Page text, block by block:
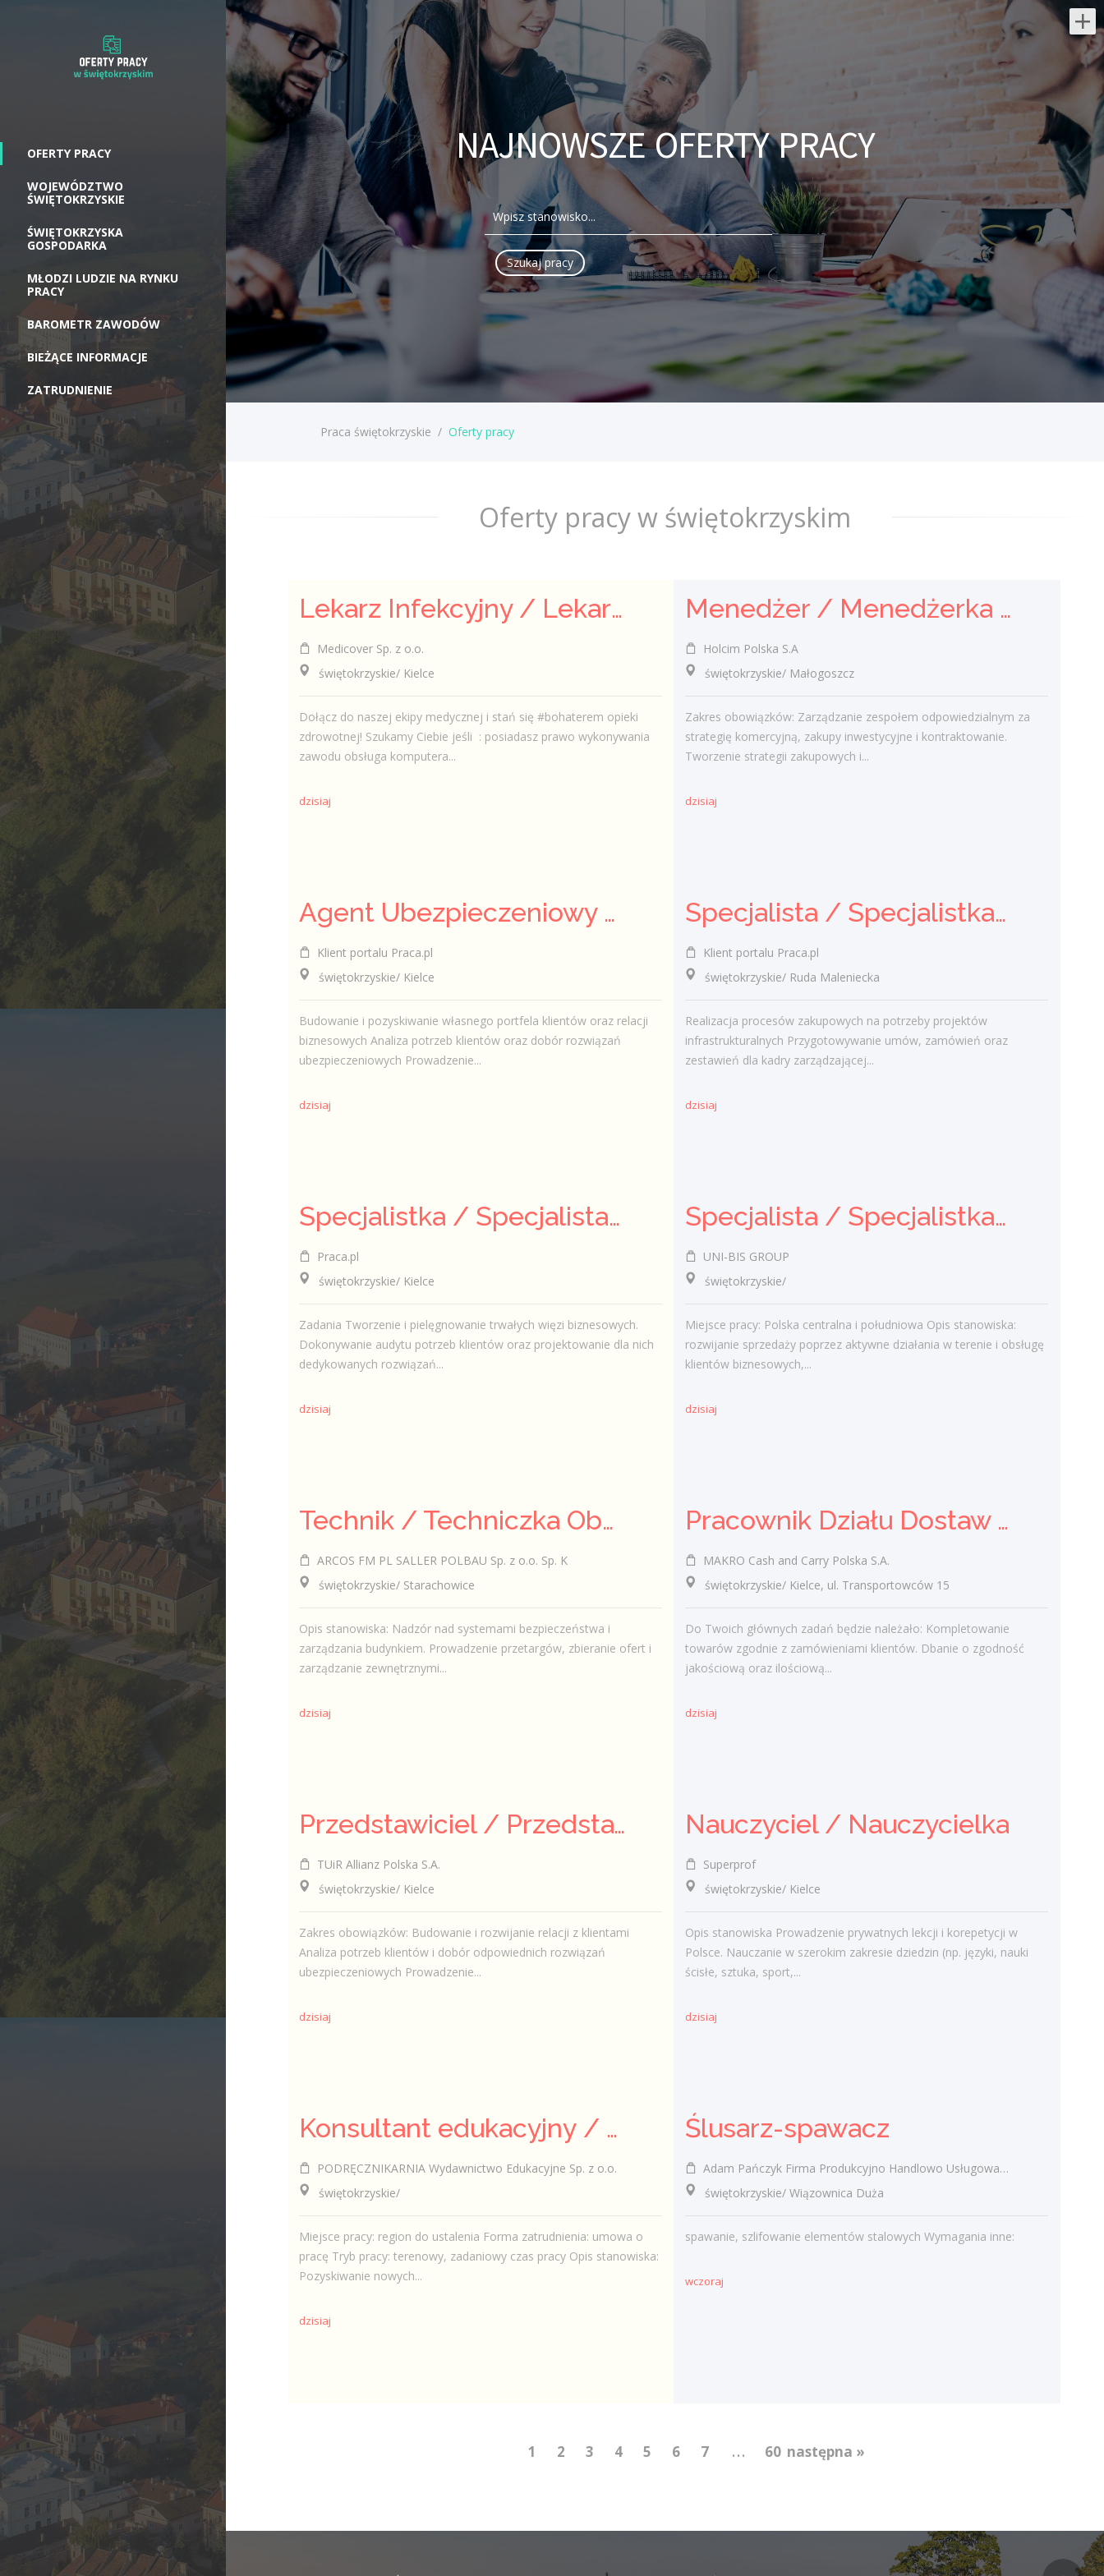
Najnowsze oferty pracy:
Lekarz Infekcyjny / Lekarka
Infekcyjna
Medicover Sp. z o.o.
świętokrzyskie/ Kielce
Dołącz do naszej ekipy medycznej i stań
się #bohaterem opieki zdrowotnej!
Szukamy Ciebie jeśli ​ : posiadasz prawo
wykonywania zawodu obsługa
komputera...
dzisiaj
Menedżer / Menedżerka
Zespołu Strategii Komercyjnej
i Kontraktowania
kontraktowanie. Tworzenie strategii
Budowanie i pozyskiwanie własnego
portfela klientów oraz relacji biznesowych
Zakupów
świętokrzyskie/ Ruda Maleniecka
Przygotowywanie umów, zamówień oraz
zestawień dla kadry zarządzającej...
świętokrzyskie/ Kielce
Zadania Tworzenie i pielęgnowanie
rozwiązań...
dzisiaj
z tym radzą sobie starsi pracownicy?
Jak zmienić pracę fizyczną na biurową?
3 stycznia 2021
rozwój – czy to ideał pracownika?
19 października 2020
Obcokrajowcy w
świętokrzyskim
admin-
województwie świętokrzyskim
OFERTY PRACY
WOJEWÓDZTWO
ŚWIĘTOKRZYSKIE
ŚWIĘTOKRZYSKA
GOSPODARKA
MŁODZI LUDZIE NA RYNKU
PRACY
BAROMETR ZAWODÓW
BIEŻĄCE INFORMACJE
ZATRUDNIENIE
NAJNOWSZE OFERTY PRACY
Praca świętokrzyskie / Oferty pracy
Oferty pracy w świętokrzyskim
Lekarz Infekcyjny / Lekarka Infekcyjna
Medicover Sp. z o.o.
świętokrzyskie/ Kielce
Dołącz do naszej ekipy medycznej i stań się #bohaterem opieki
zdrowotnej! Szukamy Ciebie jeśli ​ : posiadasz prawo wykonywania
zawodu obsługa komputera...
dzisiaj
Menedżer / Menedżerka Zespołu Strategii Komercyjnej i Kontraktowania
Holcim Polska S.A
świętokrzyskie/ Małogoszcz
Zakres obowiązków: Zarządzanie zespołem odpowiedzialnym za
strategię komercyjną, zakupy inwestycyjne i kontraktowanie.
Tworzenie strategii zakupowych i...
dzisiaj
Agent Ubezpieczeniowy / Agentka Ubezpieczeniowa
Klient portalu Praca.pl
świętokrzyskie/ Kielce
Budowanie i pozyskiwanie własnego portfela klientów oraz relacji
biznesowych Analiza potrzeb klientów oraz dobór rozwiązań
ubezpieczeniowych Prowadzenie...
dzisiaj
Specjalista / Specjalistka ds. Zakupów
Klient portalu Praca.pl
świętokrzyskie/ Ruda Maleniecka
Realizacja procesów zakupowych na potrzeby projektów
infrastrukturalnych Przygotowywanie umów, zamówień oraz
zestawień dla kadry zarządzającej...
dzisiaj
Specjalistka / Specjalista ds. Sprzedaży ubezpieczeń
Praca.pl
świętokrzyskie/ Kielce
Zadania Tworzenie i pielęgnowanie trwałych więzi biznesowych.
Dokonywanie audytu potrzeb klientów oraz projektowanie dla nich
dedykowanych rozwiązań...
dzisiaj
Specjalista / Specjalistka ds. sprzedaży rozwiązań technicznych
UNI-BIS GROUP
świętokrzyskie/
Miejsce pracy: Polska centralna i południowa Opis stanowiska:
rozwijanie sprzedaży poprzez aktywne działania w terenie i obsługę
klientów biznesowych,...
dzisiaj
Technik / Techniczka Obsługi Budynku
ARCOS FM PL SALLER POLBAU Sp. z o.o. Sp. K
świętokrzyskie/ Starachowice
Opis stanowiska: Nadzór nad systemami bezpieczeństwa i
zarządzania budynkiem. Prowadzenie przetargów, zbieranie ofert i
zarządzanie zewnętrznymi...
dzisiaj
Pracownik Działu Dostaw (K/M)
MAKRO Cash and Carry Polska S.A.
świętokrzyskie/ Kielce, ul. Transportowców 15
Do Twoich głównych zadań będzie należało: Kompletowanie
towarów zgodnie z zamówieniami klientów. Dbanie o zgodność
jakościową oraz ilościową...
dzisiaj
Przedstawiciel / Przedstawicielka ds. sprzedaży ubezpieczeń majątkowych
TUiR Allianz Polska S.A.
świętokrzyskie/ Kielce
Zakres obowiązków: Budowanie i rozwijanie relacji z klientami
Analiza potrzeb klientów i dobór odpowiednich rozwiązań
ubezpieczeniowych Prowadzenie...
dzisiaj
Nauczyciel / Nauczycielka
Superprof
świętokrzyskie/ Kielce
Opis stanowiska Prowadzenie prywatnych lekcji i korepetycji w
Polsce. Nauczanie w szerokim zakresie dziedzin (np. języki, nauki
ścisłe, sztuka, sport,...
dzisiaj
Konsultant edukacyjny / Konsultantka edukacyjna
PODRĘCZNIKARNIA Wydawnictwo Edukacyjne Sp. z o.o.
świętokrzyskie/
Miejsce pracy: region do ustalenia Forma zatrudnienia: umowa o
pracę Tryb pracy: terenowy, zadaniowy czas pracy Opis stanowiska:
Pozyskiwanie nowych...
dzisiaj
Ślusarz-spawacz
Adam Pańczyk Firma Produkcyjno Handlowo Usługowa "KONRAD" Wiązownica Duża
świętokrzyskie/ Wiązownica Duża
spawanie, szlifowanie elementów stalowych Wymagania inne:
wczoraj
1 2 3 4 5 6 7 ... 60 następna »